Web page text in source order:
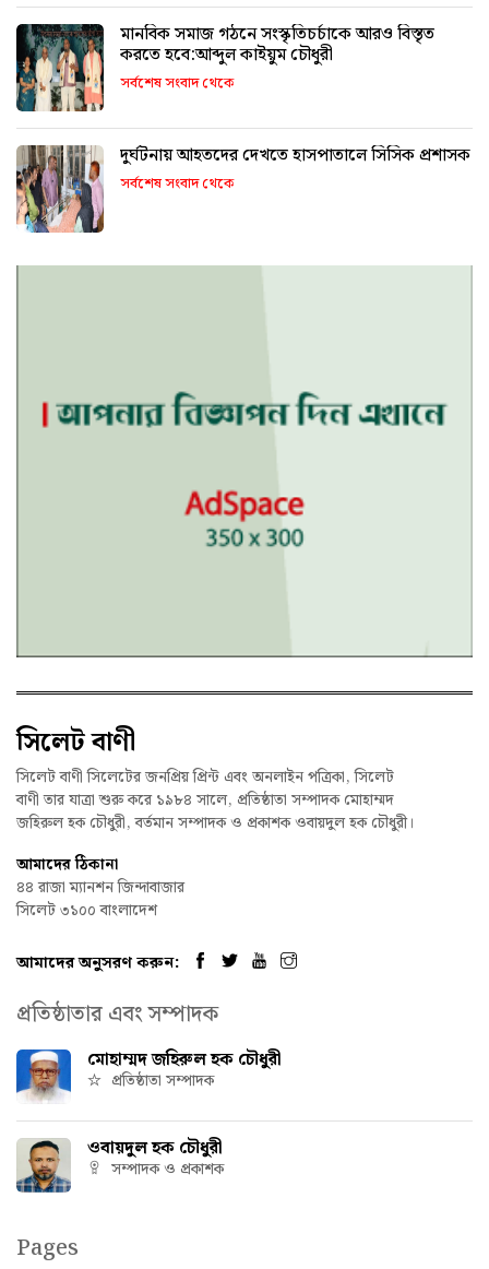
মানবিক সমাজ গঠনে সংস্কৃতিচর্চাকে আরও বিস্তৃত
করতে হবে:আব্দুল কাইয়ুম চৌধুরী
সর্বশেষ সংবাদ থেকে
দুর্ঘটনায় আহতদের দেখতে হাসপাতালে সিসিক প্রশাসক
সর্বশেষ সংবাদ থেকে
সিলেট বাণী
সিলেট বাণী সিলেটের জনপ্রিয় প্রিন্ট এবং অনলাইন পত্রিকা, সিলেট
বাণী তার যাত্রা শুরু করে ১৯৮৪ সালে, প্রতিষ্ঠাতা সম্পাদক মোহাম্মদ
জহিরুল হক চৌধুরী, বর্তমান সম্পাদক ও প্রকাশক ওবায়দুল হক চৌধুরী।
আমাদের ঠিকানা
৪৪ রাজা ম্যানশন জিন্দাবাজার
সিলেট ৩১০০ বাংলাদেশ
আমাদের অনুসরণ করুন:
প্রতিষ্ঠাতার এবং সম্পাদক
মোহাম্মদ জহিরুল হক চৌধুরী
প্রতিষ্ঠাতা সম্পাদক
ওবায়দুল হক চৌধুরী
সম্পাদক ও প্রকাশক
Pages